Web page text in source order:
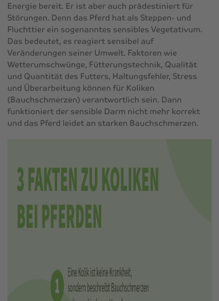
Energie bereit. Er ist aber auch prädestiniert für
Störungen. Denn das Pferd hat als Steppen- und
Fluchttier ein sogenanntes sensibles Vegetativum.
Das bedeutet, es reagiert sensibel auf
Veränderungen seiner Umwelt. Faktoren wie
Wetterumschwünge, Fütterungstechnik, Qualität
und Quantität des Futters, Haltungsfehler, Stress
und Überarbeitung können für Koliken
(Bauchschmerzen) verantwortlich sein. Dann
funktioniert der sensible Darm nicht mehr korrekt
und das Pferd leidet an starken Bauchschmerzen.